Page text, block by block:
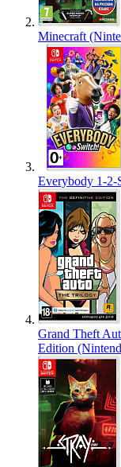
Minecraft
Everybody 1-
Grand Theft
Edition